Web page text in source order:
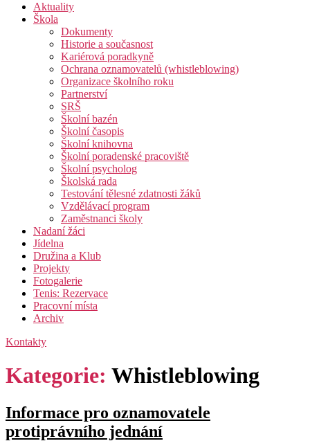
Aktuality
Škola
Dokumenty
Historie a současnost
Kariérová poradkyně
Ochrana oznamovatelů (whistleblowing)
Organizace školního roku
Partnerství
SRŠ
Školní bazén
Školní časopis
Školní knihovna
Školní poradenské pracoviště
Školní psycholog
Školská rada
Testování tělesné zdatnosti žáků
Vzdělávací program
Zaměstnanci školy
Nadaní žáci
Jídelna
Družina a Klub
Projekty
Fotogalerie
Tenis: Rezervace
Pracovní místa
Archiv
Kontakty
Kategorie: Whistleblowing
Informace pro oznamovatele
protiprávního jednání